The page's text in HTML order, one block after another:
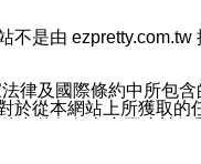
是由
及國際條約中所包
從本網站上所獲取